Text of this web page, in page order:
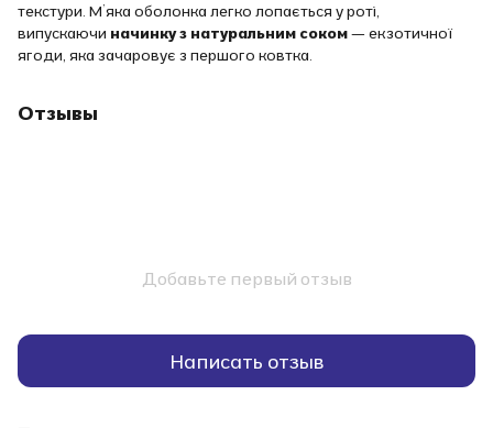
текстури. М’яка оболонка легко лопається у роті,
випускаючи начинку з натуральним соком— екзотичної
ягоди, яка зачаровує з першого ковтка.
Отзывы
Добавьте первый отзыв
Написать отзыв